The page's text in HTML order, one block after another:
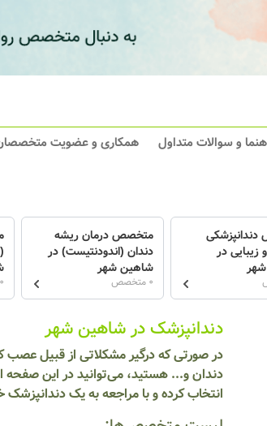
و سوالات متداول همکاری و عضویت
زیبایی در
متخصص درمان ریشه
دندان (اندودنتیست) در
شاهین شهر
0 متخصص 0 متخصص
دندانپزشک در شاهین شهر
در صورتی که درگیر مشکلاتی از قبیل
دندان و... هستید، می‌توانید در این صفحه
انتخاب کرده و با مراجعه به یک